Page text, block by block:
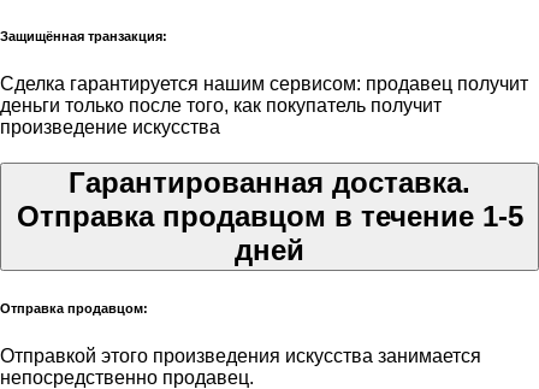
Защищённая транзакция:
Сделка гарантируется нашим сервисом: продавец получит
деньги только после того, как покупатель получит
произведение искусства
Гарантированная доставка.
Отправка продавцом в течение 1-5
дней
Отправка продавцом:
Отправкой этого произведения искусства занимается
непосредственно продавец.